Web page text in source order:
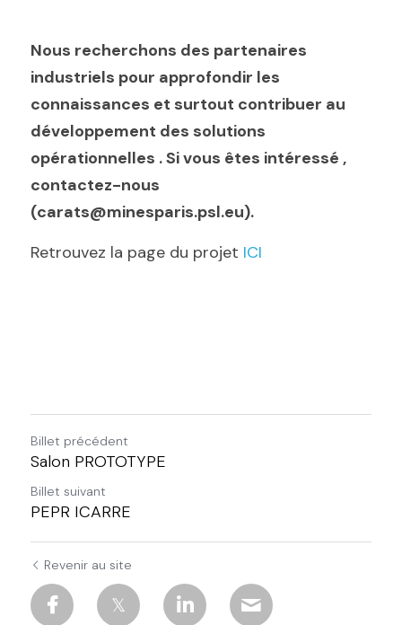
Nous recherchons des partenaires
industriels pour approfondir les
connaissances et surtout contribuer au
développement des solutions
opérationnelles . Si vous êtes intéressé ,
contactez-nous
(carats@minesparis.psl.eu).
Retrouvez la page du projet ICI
Billet précédent
Salon PROTOTYPE
Billet suivant
PEPR ICARRE
Revenir au site